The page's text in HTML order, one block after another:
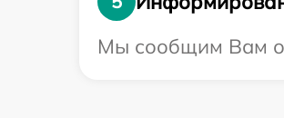
Мы сообщим Вам о